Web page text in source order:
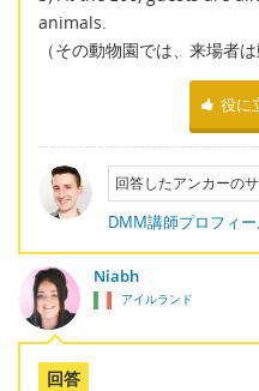
animals.
（その動物園では、来場者
役に
回答したアンカーの
DMM講師プロフィ
Niabh
アイルランド
回答